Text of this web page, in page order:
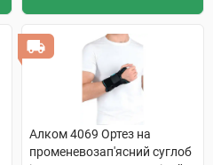
Алком 4069 Ортез на
променевозап'ясний суглоб